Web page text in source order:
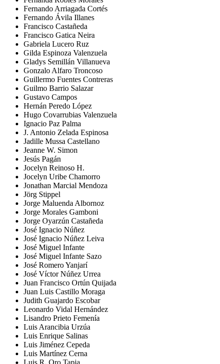
Fernando Arriagada Cortés
Fernando Ávila Illanes
Francisco Castañeda
Francisco Gatica Neira
Gabriela Lucero Ruz
Gilda Espinoza Valenzuela
Gladys Semillán Villanueva
Gonzalo Alfaro Troncoso
Guillermo Fuentes Contreras
Guilmo Barrio Salazar
Gustavo Campos
Hernán Peredo López
Hugo Covarrubias Valenzuela
Ignacio Paz Palma
J. Antonio Zelada Espinosa
Jadille Mussa Castellano
Jeanne W. Simon
Jesús Pagán
Jocelyn Reinoso H.
Jocelyn Uribe Chamorro
Jonathan Marcial Mendoza
Jörg Stippel
Jorge Maluenda Albornoz
Jorge Morales Gamboni
Jorge Oyarzún Castañeda
José Ignacio Núñez
José Ignacio Núñez Leiva
José Miguel Infante
José Miguel Infante Sazo
José Romero Yanjarí
José Víctor Núñez Urrea
Juan Francisco Ortún Quijada
Juan Luis Castillo Moraga
Judith Guajardo Escobar
Leonardo Vidal Hernández
Lisandro Prieto Femenía
Luis Arancibia Urzúa
Luis Enrique Salinas
Luis Jiménez Cepeda
Luis Martínez Cerna